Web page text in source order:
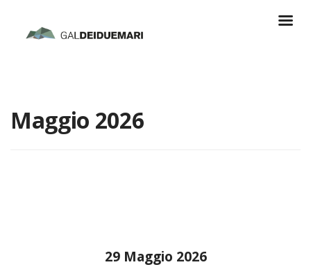
Maggio 2026
29 Maggio 2026